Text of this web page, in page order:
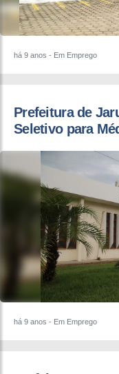
há 9 anos - Em Emprego
Prefeitura de
Seletivo para
há 9 anos - Em Emprego